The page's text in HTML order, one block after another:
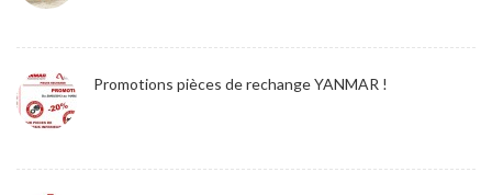
Promotions pièces de rechange YANMAR !